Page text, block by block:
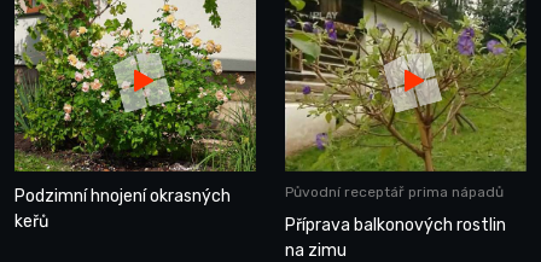
Podzimní hnojení okrasných
keřů
Původní receptář prima nápadů
Příprava balkonových rostlin
na zimu